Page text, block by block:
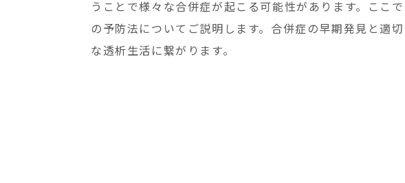
うことで様々な合併症が起こる可能性があります。ここ
の予防法についてご説明します。合併症の早期発見と適
な透析生活に繋がります。